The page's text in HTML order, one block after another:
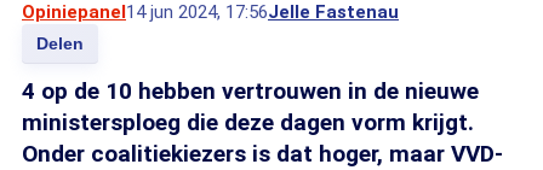
Opiniepanel14 jun 2024, 17:56Jelle Fastenau
Delen
4 op de 10 hebben vertrouwen in de nieuwe
ministersploeg die deze dagen vorm krijgt.
Onder coalitiekiezers is dat hoger, maar VVD-